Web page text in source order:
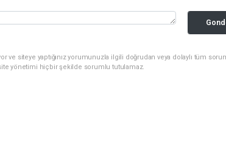
ve siteye yaptığınız yorumunuzla ilgili doğrudan veya dolaylı tüm
yönetimi hiçbir şekilde sorumlu tutulamaz.